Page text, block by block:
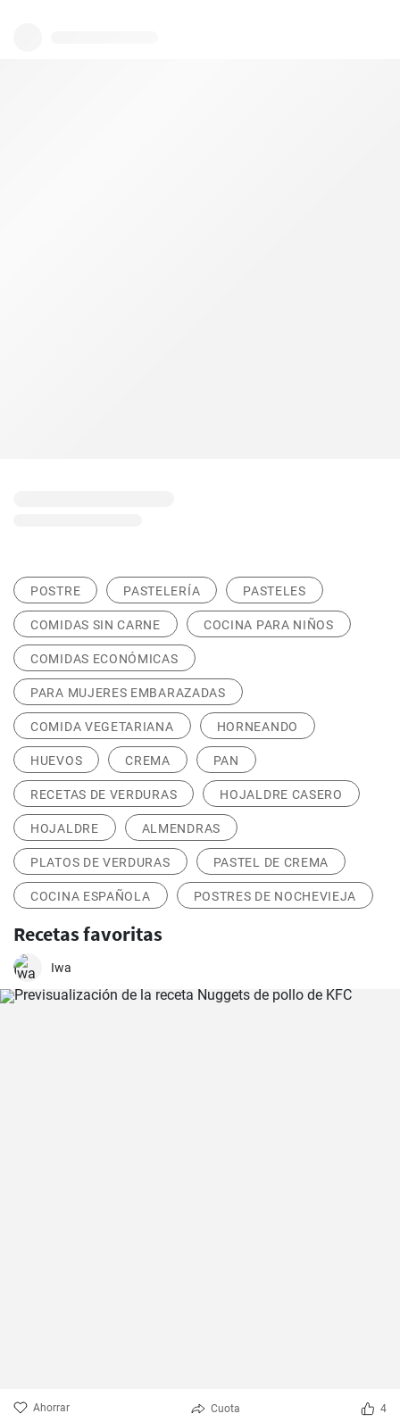
POSTRE PASTELERÍA PASTELES
COMIDAS SIN CARNE COCINA PARA NIÑOS
COMIDAS ECONÓMICAS
PARA MUJERES EMBARAZADAS
COMIDA VEGETARIANA HORNEANDO
HUEVOS CREMA PAN
RECETAS DE VERDURAS HOJALDRE CASERO
HOJALDRE ALMENDRAS
PLATOS DE VERDURAS PASTEL DE CREMA
COCINA ESPAÑOLA POSTRES DE NOCHEVIEJA
Recetas favoritas
Iwa
Ahorrar Cuota 4